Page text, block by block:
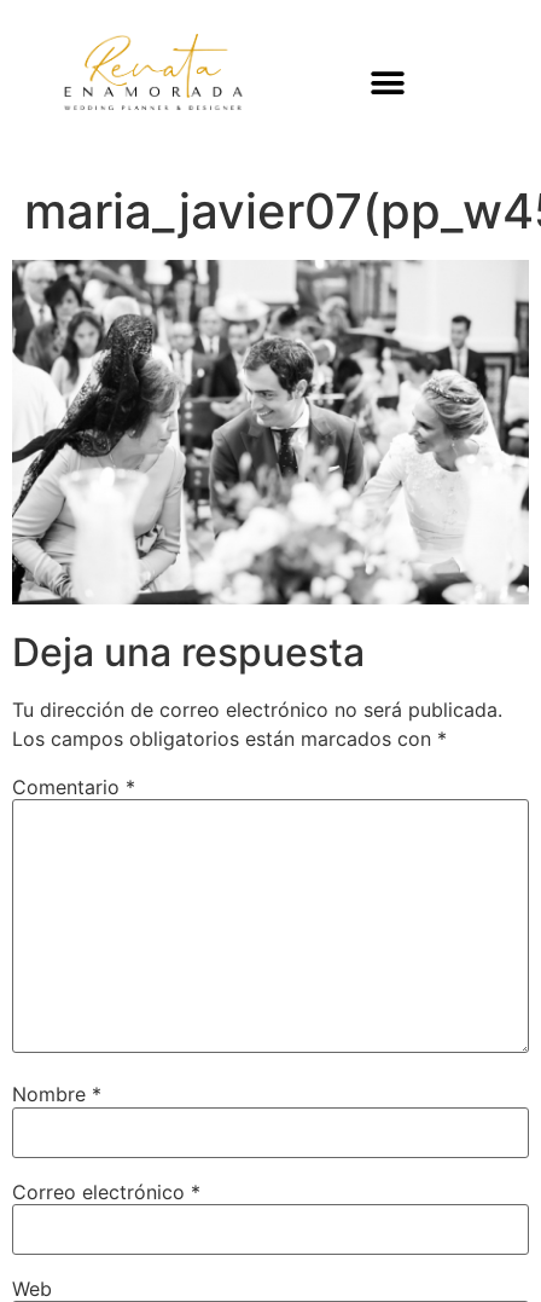
Deja una respuesta
Tu dirección de correo electrónico no será publicada.
Los campos obligatorios están marcados con *
Comentario *
Nombre *
Correo electrónico *
Web